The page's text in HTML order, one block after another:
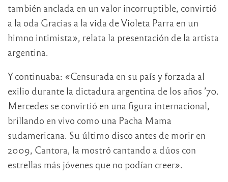
también anclada en un valor incorruptible, convirtió
a la oda Gracias a la vida de Violeta Parra en un
himno intimista», relata la presentación de la artista
argentina.
Y continuaba: «Censurada en su país y forzada al
exilio durante la dictadura argentina de los años ’70.
Mercedes se convirtió en una figura internacional,
brillando en vivo como una Pacha Mama
sudamericana. Su último disco antes de morir en
2009, Cantora, la mostró cantando a dúos con
estrellas más jóvenes que no podían creer».